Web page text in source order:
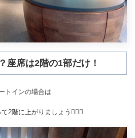
座席は2階の1部だけ！
トインの場合は
2階に上がりましょう🏃‍♂️✨